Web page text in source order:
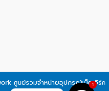
ศูนย์รวมจำหน่ายอุปกรณ์เน็ตเวิร์ค
1